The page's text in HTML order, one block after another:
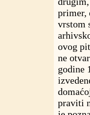
primer,
vrstom
ovog
ne
godine
praviti